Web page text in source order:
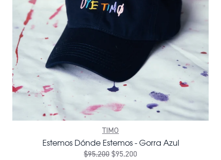
TIMO
Estemos Dónde Estemos - Gorra Azul
$95.200$95.200